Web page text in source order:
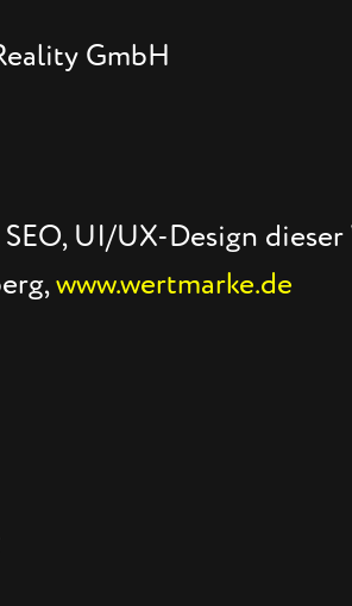
GmbH
UI/UX-Design
www.wertmarke.de